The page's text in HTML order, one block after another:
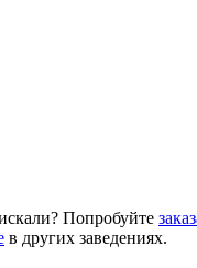
Попробуйте
в других заведениях.